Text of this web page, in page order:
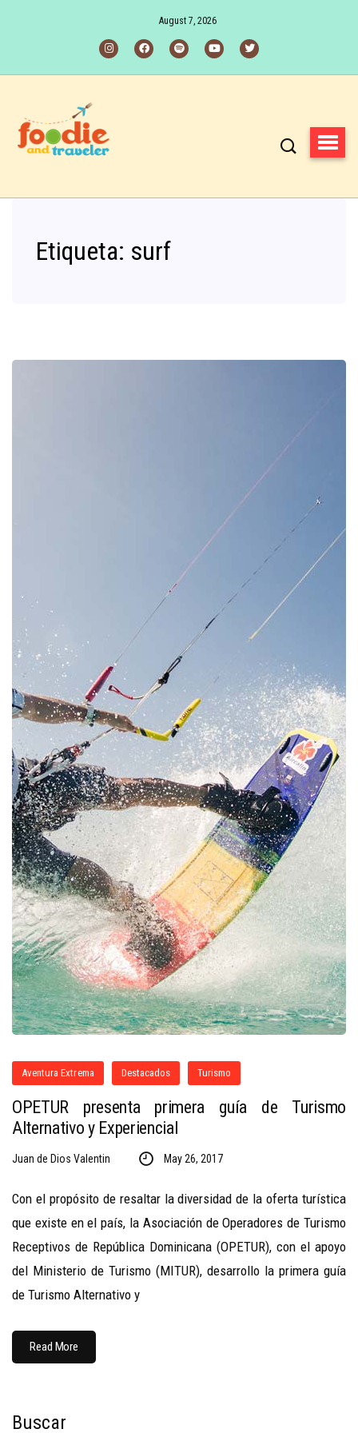
August 7, 2026
Etiqueta: surf
Aventura Extrema Destacados Turismo
OPETUR presenta primera guía de Turismo
Alternativo y Experiencial
Juan de Dios Valentin May 26, 2017
Con el propósito de resaltar la diversidad de la oferta turística
que existe en el país, la Asociación de Operadores de Turismo
Receptivos de República Dominicana (OPETUR), con el apoyo
del Ministerio de Turismo (MITUR), desarrollo la primera guía
de Turismo Alternativo y
Read More
Buscar